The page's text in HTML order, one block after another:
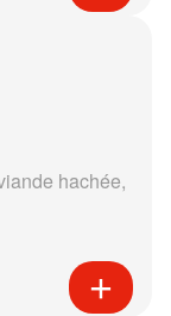
hachée,